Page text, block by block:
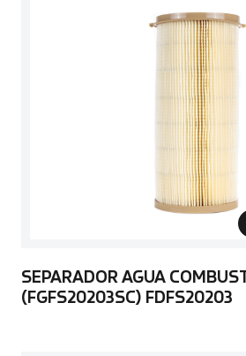
SEPARADOR AGUA
(FGFS20203SC) FDFS20203